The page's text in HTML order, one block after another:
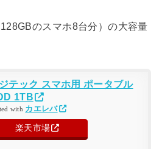
のスマホ8台分）の大容量
テック スマホ用 ポータブル
1TB
with カエレバ
楽天市場